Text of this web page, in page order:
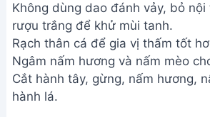
Không dùng dao đánh vảy, bỏ nội
rượu trắng để khử mùi tanh.
Rạch thân cá để gia vị thấm tốt
Ngâm nấm hương và nấm mèo
Cắt hành tây, gừng, nấm hương,
hành lá.